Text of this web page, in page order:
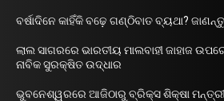
ବର୍ଷାଦିନେ କାହିଁକି ବଢ଼େ ଗଣ୍ଠିବାତ ବ୍ୟଥା?
ଲାଲ ସାଗରରେ ଭାରତୀୟ ମାଲବାହୀ ଜାହାଜ
ନାବିକ ସୁରକ୍ଷିତ ଉଦ୍ଧାର
ଭୁବନେଶ୍ୱରରେ ଆଜିଠାରୁ ବ୍ରିକ୍ସ ଶିକ୍ଷା